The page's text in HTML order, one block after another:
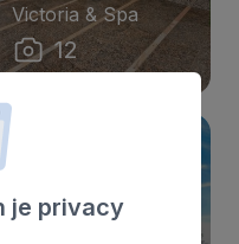
Victoria & Spa
12
je privacy